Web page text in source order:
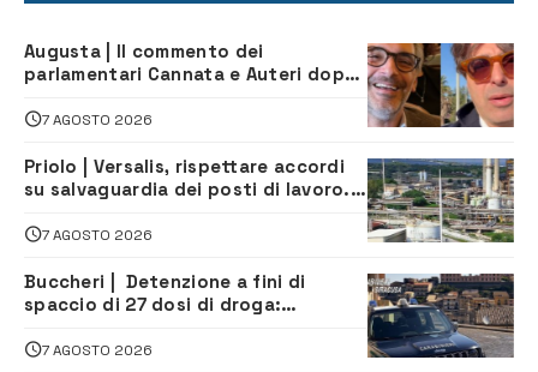
Augusta | Il commento dei
parlamentari Cannata e Auteri dopo
depuratore
7 AGOSTO 2026
Priolo | Versalis, rispettare accordi
su salvaguardia dei posti di lavoro. Il
7 AGOSTO 2026
Buccheri | Detenzione a fini di
spaccio di 27 dosi di droga:
7 AGOSTO 2026